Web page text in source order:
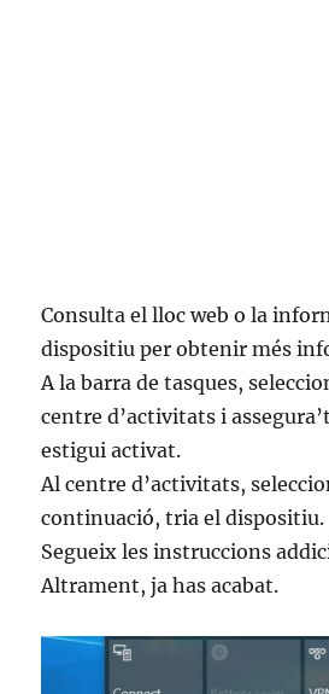
Consulta el lloc web o la
dispositiu per obtenir més
A la barra de tasques,
centre d’activitats i
estigui activat.
Al centre d’activitats,
continuació, tria el dispositiu.
Segueix les instruccions
Altrament, ja has acabat.